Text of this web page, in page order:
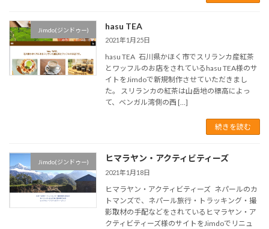
Jimdo(ジンドゥー) hasu TEA
2021年1月25日
hasu TEA 石川県かほく市でスリランカ産紅茶
とワッフルのお店をされているhasu TEA様のサ
イトをJimdoで新規制作させていただきまし
た。 スリランカの紅茶は山岳地の標高によっ
て、ベンガル湾側の西 […]
続きを読む
Jimdo(ジンドゥー) ヒマラヤン・アクティビティーズ
2021年1月18日
ヒマラヤン・アクティビティーズ ネパールのカ
トマンズで、ネパール旅行・トラッキング・撮
影取材の手配などをされているヒマラヤン・ア
クティビティーズ様のサイトをJimdoでリニュ